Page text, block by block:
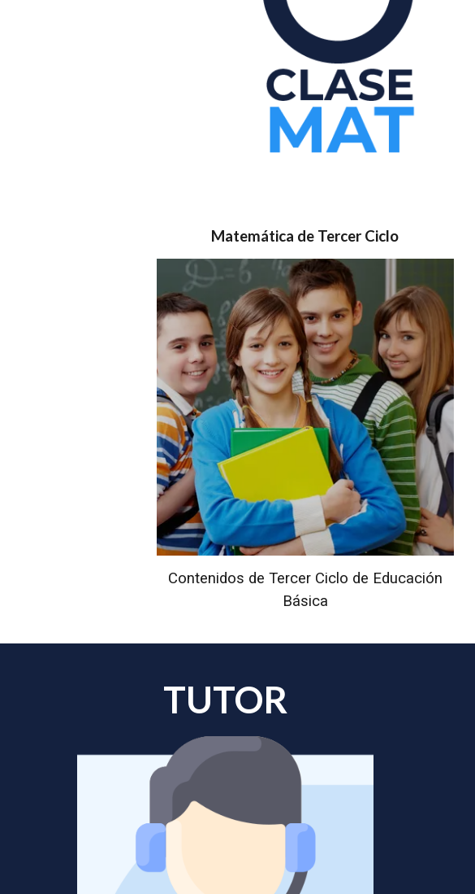
Matemática de Tercer Ciclo
Contenidos de Tercer Ciclo de Educación
Básica
TUTOR